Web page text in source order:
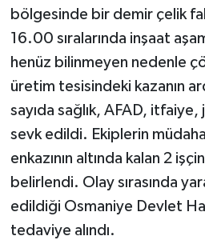
bölgesinde bir demir çelik
16.00 sıralarında inşaat
henüz bilinmeyen nedenle
üretim tesisindeki kazanın
sayıda sağlık, AFAD,
sevk edildi. Ekiplerin
enkazının altında kalan 2
belirlendi. Olay sırasında
edildiği Osmaniye Devlet
tedaviye alındı.
Politika
Son Dakika
Yaşam
AboneHaber Özel